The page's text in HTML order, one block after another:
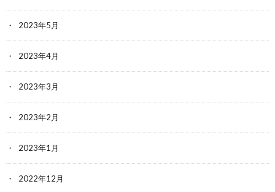
2023年5月
2023年4月
2023年3月
2023年2月
2023年1月
2022年12月